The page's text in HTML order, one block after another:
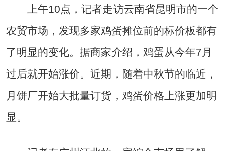
上午10点，记者走访云南省昆明市的一个
农贸市场，发现多家鸡蛋摊位前的标价板都有
了明显的变化。据商家介绍，鸡蛋从今年7月
过后就开始涨价。近期，随着中秋节的临近，
月饼厂开始大批量订货，鸡蛋价格上涨更加明
显。